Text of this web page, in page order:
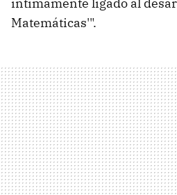
íntimamente ligado al
Matemáticas'".